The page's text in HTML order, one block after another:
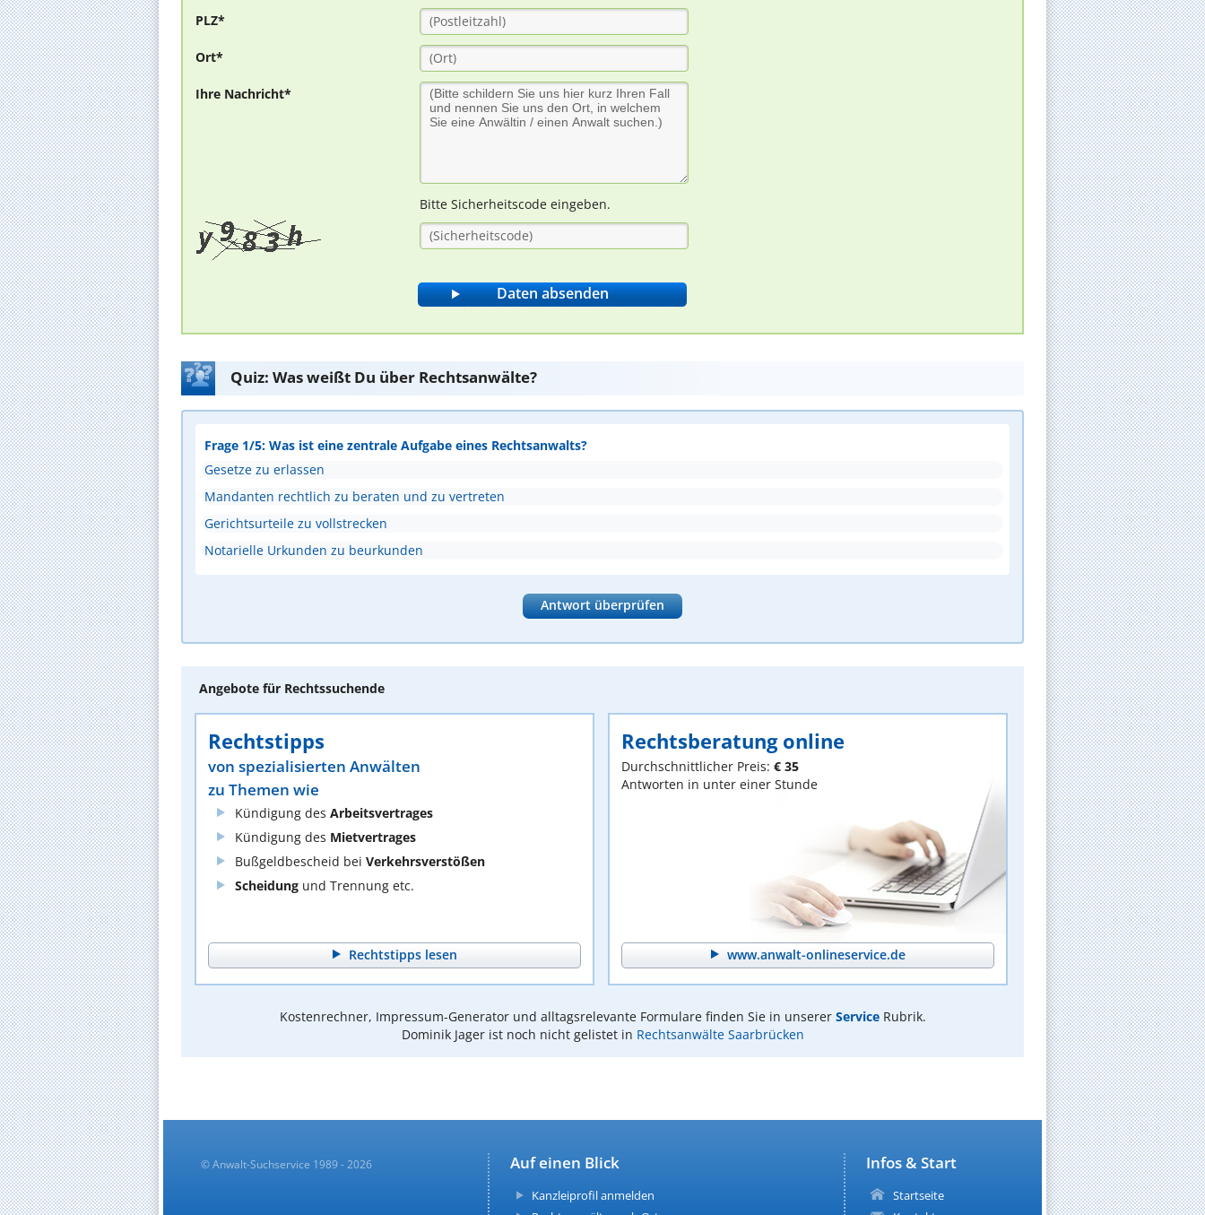
PLZ*
Ort*
Ihre Nachricht*
Bitte Sicherheitscode eingeben.
Quiz: Was weißt Du über Rechtsanwälte?
Frage 1/5: Was ist eine zentrale Aufgabe eines Rechtsanwalts?
Gesetze zu erlassen
Mandanten rechtlich zu beraten und zu vertreten
Gerichtsurteile zu vollstrecken
Notarielle Urkunden zu beurkunden
Antwort überprüfen
Angebote für Rechtssuchende
Rechtstipps
von spezialisierten Anwälten
zu Themen wie
Kündigung des Arbeitsvertrages
Kündigung des Mietvertrages
Bußgeldbescheid bei Verkehrsverstößen
Scheidung und Trennung etc.
Rechtstipps lesen
Rechtsberatung online
Durchschnittlicher Preis: € 35
Antworten in unter einer Stunde
www.anwalt-onlineservice.de
Kostenrechner, Impressum-Generator und alltagsrelevante Formulare finden Sie in unserer ServiceRubrik.
Dominik Jager ist noch nicht gelistet in Rechtsanwälte Saarbrücken
Infos & Start
Startseite
Auf einen Blick
Kanzleiprofil anmelden
© Anwalt-Suchservice 1989 - 2026